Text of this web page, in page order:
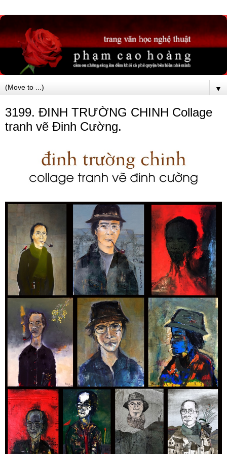
▼
3199. ĐINH TRƯỜNG CHINH Collage
tranh vẽ Đinh Cường.